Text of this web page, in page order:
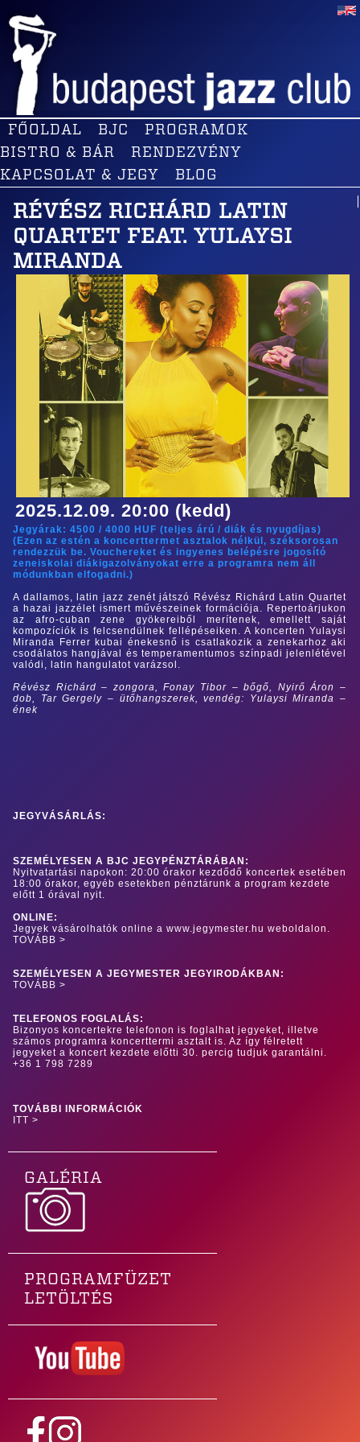
FŐOLDAL BJC
PROGRAMOK
BISTRO & BÁR
RENDEZVÉNY
KAPCSOLAT & JEGY
BLOG
RÉVÉSZ RICHÁRD LATIN
QUARTET FEAT. YULAYSI
MIRANDA
2025.12.09. 20:00 (kedd)
Jegyárak: 4500 / 4000 HUF (teljes árú / diák és nyugdíjas)
(Ezen az estén a koncerttermet asztalok nélkül, széksorosan
rendezzük be. Vouchereket és ingyenes belépésre jogosító
zeneiskolai diákigazolványokat erre a programra nem áll
módunkban elfogadni.)
A dallamos, latin jazz zenét játszó Révész Richárd Latin Quartet
a hazai jazzélet ismert művészeinek formációja. Repertoárjukon
az afro-cuban zene gyökereiből merítenek, emellett saját
kompozíciók is felcsendülnek fellépéseiken. A koncerten Yulaysi
Miranda Ferrer kubai énekesnő is csatlakozik a zenekarhoz aki
csodálatos hangjával és temperamentumos színpadi jelenlétével
valódi, latin hangulatot varázsol.
Révész Richárd – zongora, Fonay Tibor – bőgő, Nyirő Áron –
dob, Tar Gergely – ütőhangszerek, vendég: Yulaysi Miranda –
ének
JEGYVÁSÁRLÁS:
SZEMÉLYESEN A BJC JEGYPÉNZTÁRÁBAN:
Nyitvatartási napokon: 20:00 órakor kezdődő koncertek esetében
18:00 órakor, egyéb esetekben pénztárunk a program kezdete
előtt 1 órával nyit.
ONLINE:
Jegyek vásárolhatók online a www.jegymester.hu weboldalon.
TOVÁBB >
SZEMÉLYESEN A JEGYMESTER JEGYIRODÁKBAN:
TOVÁBB >
TELEFONOS FOGLALÁS:
Bizonyos koncertekre telefonon is foglalhat jegyeket, illetve
számos programra koncerttermi asztalt is. Az így félretett
jegyeket a koncert kezdete előtti 30. percig tudjuk garantálni.
+36 1 798 7289
TOVÁBBI INFORMÁCIÓK
ITT >
GALÉRIA
PROGRAMFÜZET
LETÖLTÉS